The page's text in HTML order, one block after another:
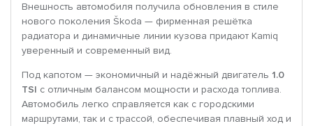
Внешность автомобиля получила обновления в стиле
нового поколения Škoda — фирменная решётка
радиатора и динамичные линии кузова придают Kamiq
уверенный и современный вид.
Под капотом — экономичный и надёжный двигатель 1.0
TSI с отличным балансом мощности и расхода топлива.
Автомобиль легко справляется как с городскими
маршрутами, так и с трассой, обеспечивая плавный ход и